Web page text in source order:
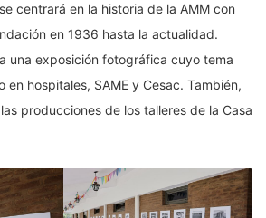
centrará en la historia de la AMM con
en 1936 hasta la actualidad.
una exposición fotográfica cuyo tema
en hospitales, SAME y Cesac. También,
producciones de los talleres de la Casa